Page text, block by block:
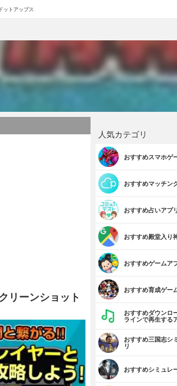
ドットアップス
リーンショット
人気カテゴリ
おすすめスマホゲ
おすすめマッチン
おすすめ占いアプ
おすすめ殿堂入り
おすすめゲームア
おすすめ育成ゲー
おすすめダウンロ
ラインで再生する
おすすめ三国志シ
リ
おすすめシミュレ